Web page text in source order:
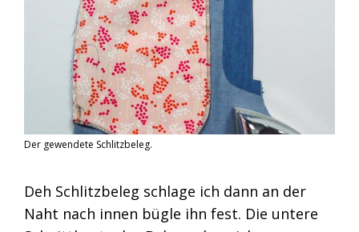
Der gewendete Schlitzbeleg.
Deh Schlitzbeleg schlage ich dann an der
Naht nach innen bügle ihn fest. Die untere